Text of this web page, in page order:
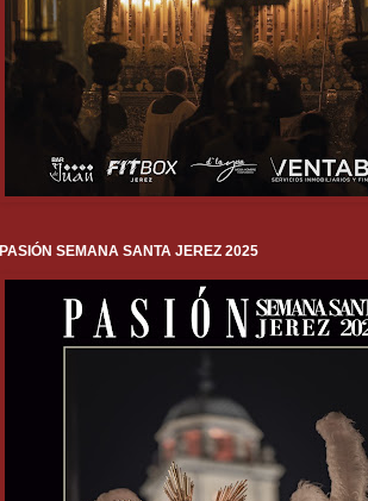
PASIÓN SEMANA SANTA JEREZ 2025